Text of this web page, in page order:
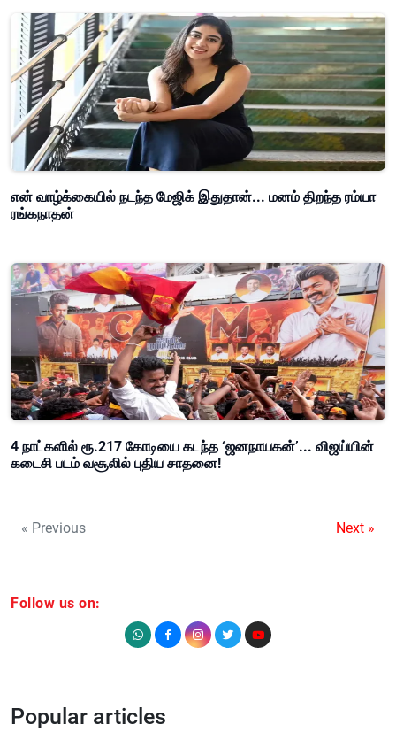
என் வாழ்க்கையில் நடந்த மேஜிக் இதுதான்... மனம் திறந்த ரம்யா
ரங்கநாதன்
4 நாட்களில் ரூ.217 கோடியை கடந்த ‘ஜனநாயகன்’... விஜய்யின்
கடைசி படம் வசூலில் புதிய சாதனை!
« Previous Next »
Follow us on:
Popular articles